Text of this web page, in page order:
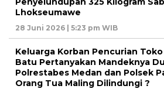
Lhokseumawe
28 Juni 2026 | 5:23 pm WIB
Keluarga Korban Pencurian
Batu Pertanyakan Mandeknya
Polrestabes Medan dan Polsek
Orang Tua Maling Dilindungi ?